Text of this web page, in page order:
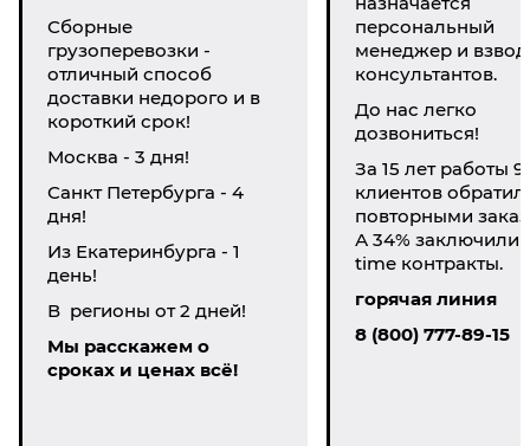
Сборные
грузоперевозки -
отличный способ
доставки недорого и в
короткий срок!
Москва - 3 дня!
Санкт Петербурга - 4
дня!
Из Екатеринбурга - 1
день!
В регионы от 2 дней!
Мы расскажем о
сроках и ценах всё!
персональный
менеджер и взвод
консультантов.
До нас легко
дозвониться!
За 15 лет работы
клиентов
повторными
А 34% заключили
time контракты.
горячая линия
8 (800) 777-89-15